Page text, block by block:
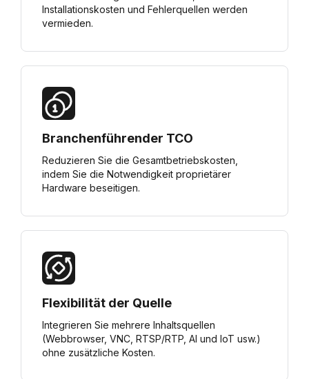
Installationskosten und Fehlerquellen werden
vermieden.
Branchenführender TCO
Reduzieren Sie die Gesamtbetriebskosten,
indem Sie die Notwendigkeit proprietärer
Hardware beseitigen.
Flexibilität der Quelle
Integrieren Sie mehrere Inhaltsquellen
(Webbrowser, VNC, RTSP/RTP, AI und IoT usw.)
ohne zusätzliche Kosten.